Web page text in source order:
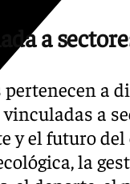
a
pertenecen a
a
y el futuro
la